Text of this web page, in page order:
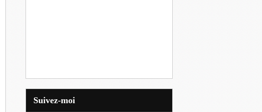
Suivez-moi